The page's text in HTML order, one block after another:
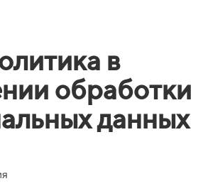
в
обработки
данных